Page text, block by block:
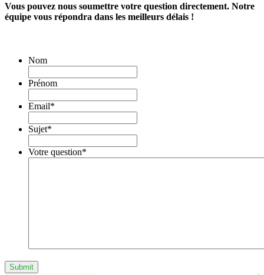
Vous pouvez nous soumettre votre question directement. Notre
équipe vous répondra dans les meilleurs délais !
Nom
Prénom
Email*
Sujet*
Votre question*
Submit